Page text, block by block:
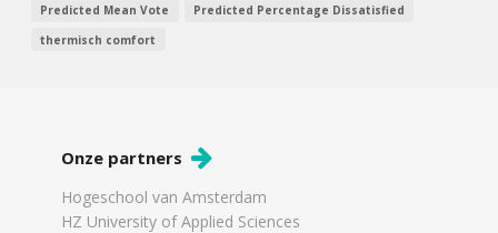
Predicted Mean Vote
Predicted Percentage Dissatisfied
thermisch comfort
Onze partners
Hogeschool van Amsterdam
HZ University of Applied Sciences